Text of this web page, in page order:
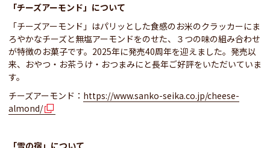
「チーズアーモンド」について
「チーズアーモンド」はパリッとした食感のお米のクラッカーにま
ろやかなチーズと無塩アーモンドをのせた、３つの味の組み合わせ
が特徴のお菓子です。2025年に発売40周年を迎えました。発売以
来、おやつ・お茶うけ・おつまみにと長年ご好評をいただいていま
す。
チーズアーモンド： https://www.sanko-seika.co.jp/cheese-
almond/
「雪の宿」について